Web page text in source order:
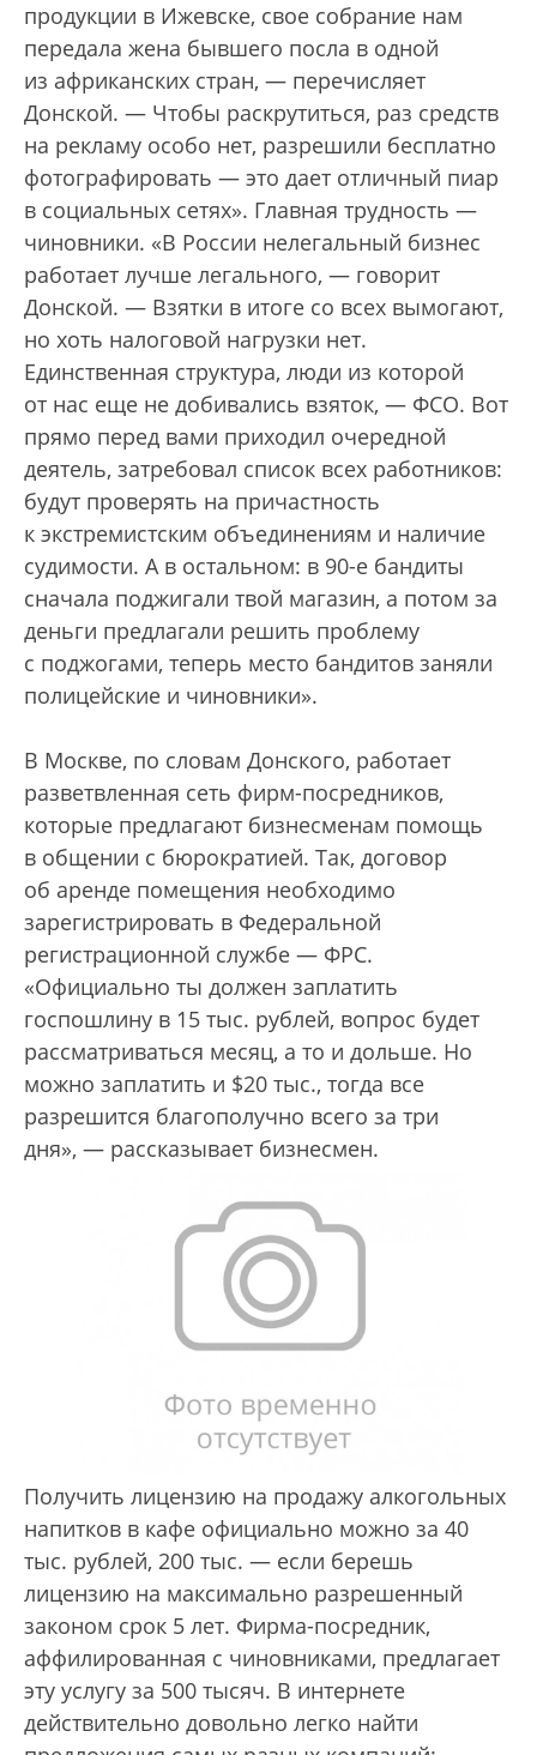
продукции в Ижевске, свое собрание нам
передала жена бывшего посла в одной
из африканских стран, — перечисляет
Донской. — Чтобы раскрутиться, раз средств
на рекламу особо нет, разрешили бесплатно
фотографировать — это дает отличный пиар
в социальных сетях». Главная трудность —
чиновники. «В России нелегальный бизнес
работает лучше легального, — говорит
Донской. — Взятки в итоге со всех вымогают,
но хоть налоговой нагрузки нет.
Единственная структура, люди из которой
от нас еще не добивались взяток, — ФСО. Вот
прямо перед вами приходил очередной
деятель, затребовал список всех работников:
будут проверять на причастность
к экстремистским объединениям и наличие
судимости. А в остальном: в 90-е бандиты
сначала поджигали твой магазин, а потом за
деньги предлагали решить проблему
с поджогами, теперь место бандитов заняли
полицейские и чиновники».
В Москве, по словам Донского, работает
разветвленная сеть фирм-посредников,
которые предлагают бизнесменам помощь
в общении с бюрократией. Так, договор
об аренде помещения необходимо
зарегистрировать в Федеральной
регистрационной службе — ФРС.
«Официально ты должен заплатить
госпошлину в 15 тыс. рублей, вопрос будет
рассматриваться месяц, а то и дольше. Но
можно заплатить и $20 тыс., тогда все
разрешится благополучно всего за три
дня», — рассказывает бизнесмен.
Получить лицензию на продажу алкогольных
напитков в кафе официально можно за 40
тыс. рублей, 200 тыс. — если берешь
лицензию на максимально разрешенный
законом срок 5 лет. Фирма-посредник,
аффилированная с чиновниками, предлагает
эту услугу за 500 тысяч. В интернете
действительно довольно легко найти